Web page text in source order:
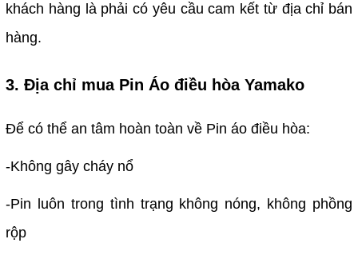
khách hàng là phải có yêu cầu cam kết từ địa chỉ bán
hàng.
3. Địa chỉ mua Pin Áo điều hòa Yamako
Để có thể an tâm hoàn toàn về Pin áo điều hòa:
-Không gây cháy nổ
-Pin luôn trong tình trạng không nóng, không phồng
rộp